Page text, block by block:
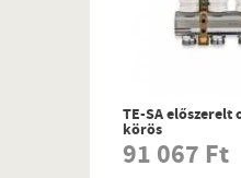
TE-SA előszerelt
körös
91 067 Ft